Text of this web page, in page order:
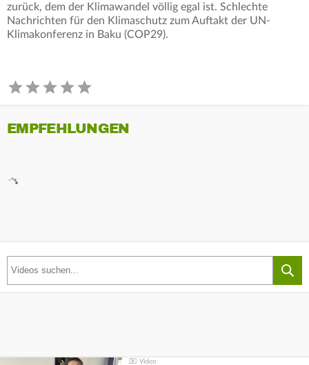
zurück, dem der Klimawandel völlig egal ist. Schlechte
Nachrichten für den Klimaschutz zum Auftakt der UN-
Klimakonferenz in Baku (COP29).
EMPFEHLUNGEN